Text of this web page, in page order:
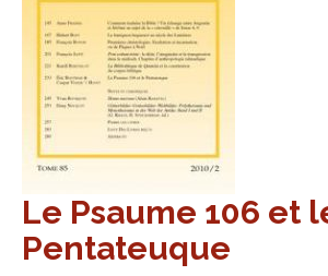
Le Psaume 106 et
Pentateuque